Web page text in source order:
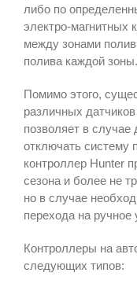
либо по
электро-магнитных
между зонами
полива каждой зоны.
Помимо этого,
различных
позволяет в
отключать систему
контроллер Hunter
сезона и более не
но в случае
перехода на ручное
Контроллеры на
следующих типов: